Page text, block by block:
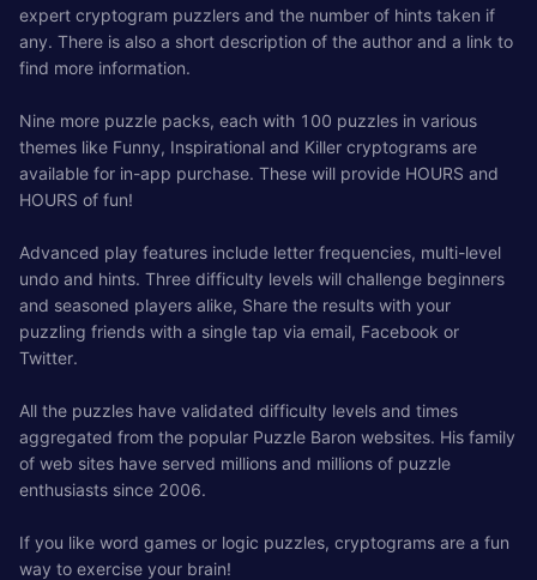
expert cryptogram puzzlers and the number of hints taken if
any. There is also a short description of the author and a link to
find more information.
Nine more puzzle packs, each with 100 puzzles in various
themes like Funny, Inspirational and Killer cryptograms are
available for in-app purchase. These will provide HOURS and
HOURS of fun!
Advanced play features include letter frequencies, multi-level
undo and hints. Three difficulty levels will challenge beginners
and seasoned players alike, Share the results with your
puzzling friends with a single tap via email, Facebook or
Twitter.
All the puzzles have validated difficulty levels and times
aggregated from the popular Puzzle Baron websites. His family
of web sites have served millions and millions of puzzle
enthusiasts since 2006.
If you like word games or logic puzzles, cryptograms are a fun
way to exercise your brain!